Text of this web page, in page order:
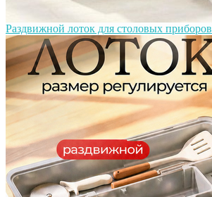
Раздвижной лоток для столовых приборов